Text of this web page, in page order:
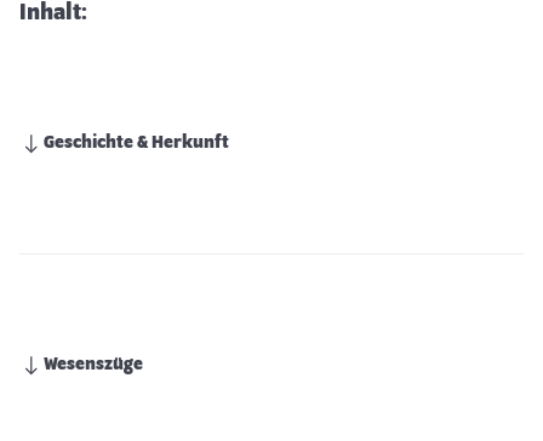
Inhalt:
Geschichte & Herkunft
Wesenszüge